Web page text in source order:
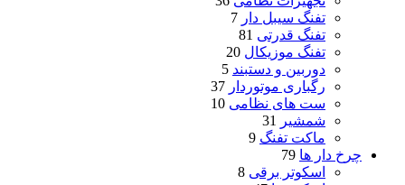
تفنگ سیبل دار 7
تفنگ قدرتی 81
تفنگ موزیکال 20
دوربین و دستبند 5
رگباری موتوردار 37
ست های نظامی 10
شمشیر
31
ماکت تفنگ 9
چرخ دار ها 79
اسکوتر برقی 8